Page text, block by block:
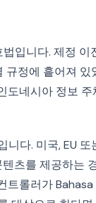
입니다. 제정
정에 흩어져 있
네시아 정보
다. 미국, EU
츠를 제공하는
롤러가